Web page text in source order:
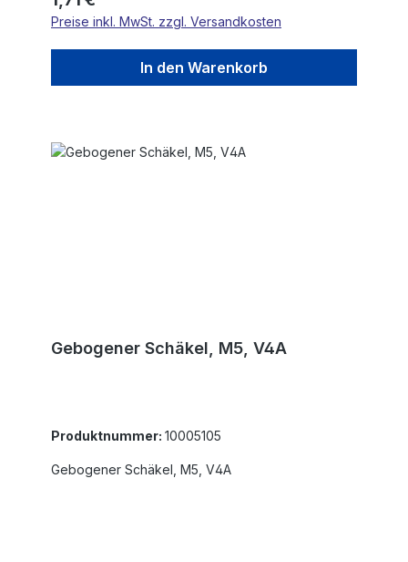
Preise inkl. MwSt. zzgl. Versandkosten
In den Warenkorb
Gebogener Schäkel, M5, V4A
Produktnummer: 10005105
Gebogener Schäkel, M5, V4A